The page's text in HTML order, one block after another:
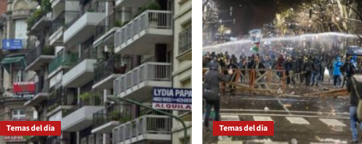
Temas del dia Temas del dia